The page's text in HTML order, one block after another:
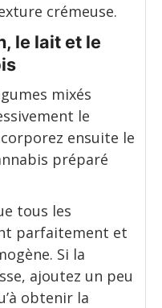
crémeuse.
le lait et le
mixés
le
ensuite le
préparé
tous les
parfaitement et
Si la
ajoutez un peu
obtenir la